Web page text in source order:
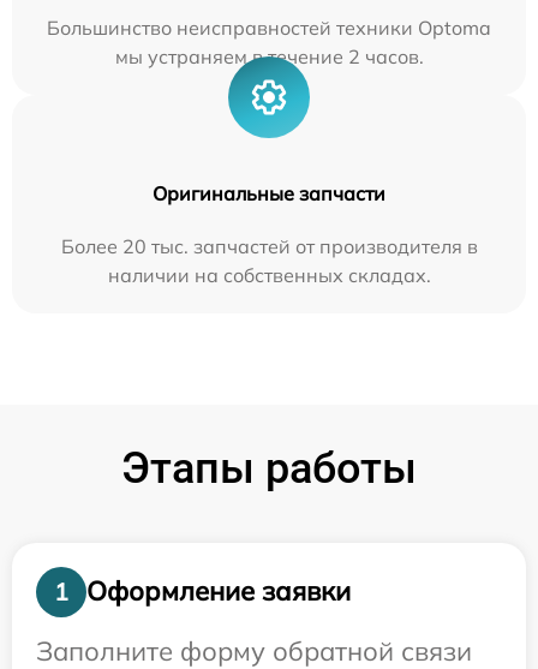
Большинство неисправностей техники Optoma
мы устраняем в течение 2 часов.
Оригинальные запчасти
Более 20 тыс. запчастей от производителя в
наличии на собственных складах.
Этапы работы
1
Оформление заявки
Заполните форму обратной связи